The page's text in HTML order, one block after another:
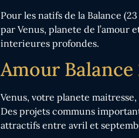
Pour les natifs de la Balance
par Venus, planete de l’amour
interieures profondes.
Amour Balance
Venus, votre planete
Des projets communs
attractifs entre avril et